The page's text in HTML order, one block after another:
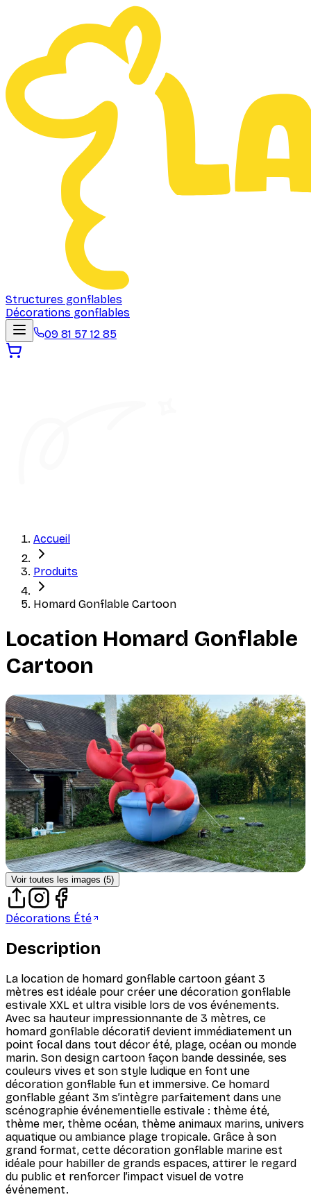
Structures gonflables
Décorations gonflables
09 81 57 12 85
Accueil
Produits
Homard Gonflable Cartoon
Location Homard Gonflable
Cartoon
Voir toutes les images (5)
Décorations Été
Description
La location de homard gonflable cartoon géant 3
mètres est idéale pour créer une décoration gonflable
estivale XXL et ultra visible lors de vos événements.
Avec sa hauteur impressionnante de 3 mètres, ce
homard gonflable décoratif devient immédiatement un
point focal dans tout décor été, plage, océan ou monde
marin. Son design cartoon façon bande dessinée, ses
couleurs vives et son style ludique en font une
décoration gonflable fun et immersive. Ce homard
gonflable géant 3m s’intègre parfaitement dans une
scénographie événementielle estivale : thème été,
thème mer, thème océan, thème animaux marins, univers
aquatique ou ambiance plage tropicale. Grâce à son
grand format, cette décoration gonflable marine est
idéale pour habiller de grands espaces, attirer le regard
du public et renforcer l’impact visuel de votre
événement.